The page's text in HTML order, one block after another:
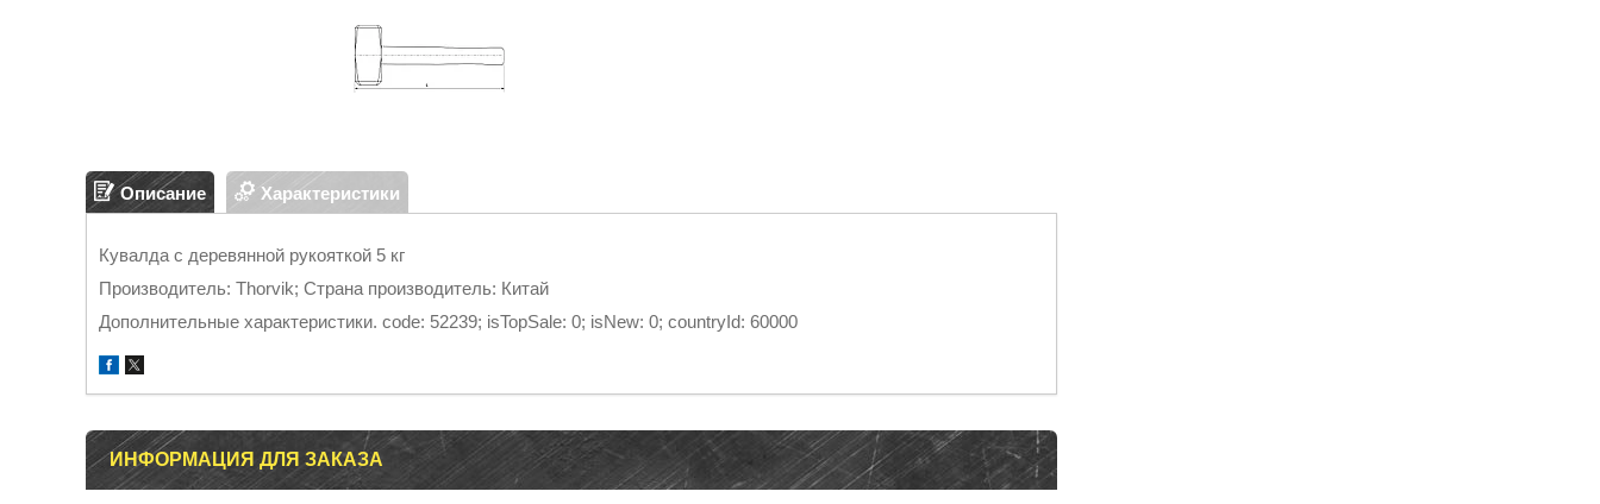
Описание Характеристики
Кувалда с деревянной рукояткой 5 кг
Производитель: Thorvik; Страна производитель: Китай
Дополнительные характеристики. code: 52239; isTopSale: 0; isNew: 0; countryId: 60000
ИНФОРМАЦИЯ ДЛЯ ЗАКАЗА